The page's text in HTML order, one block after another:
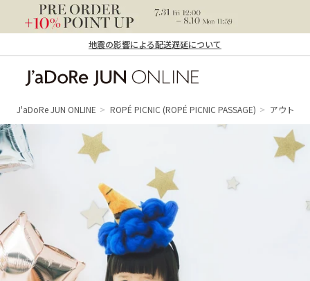
地震の影響による配送遅延について
ン オンライン）
J'aDoRe JUN ONLINE ROPÉ PICNIC (ROPÉ PICNIC PASSAGE) アウトレ